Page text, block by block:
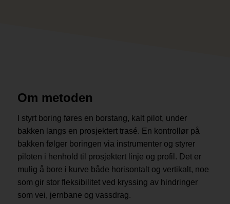
Om metoden
I styrt boring føres en borstang, kalt pilot, under
bakken langs en prosjektert trasé. En kontrollør på
bakken følger boringen via instrumenter og styrer
piloten i henhold til prosjektert linje og profil. Det er
mulig å bore i kurve både horisontalt og vertikalt, noe
som gir stor fleksibilitet ved kryssing av hindringer
som vei, jernbane og vassdrag.